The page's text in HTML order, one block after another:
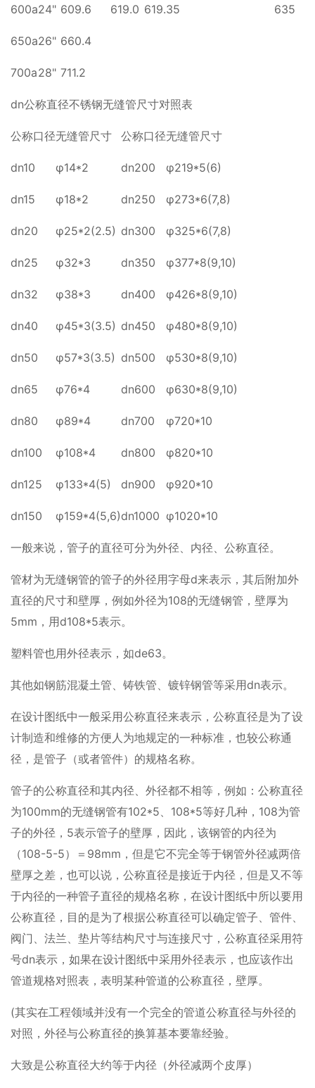
600a24" 609.6 619.0 619.35 635
650a26" 660.4
700a28" 711.2
dn公称直径不锈钢无缝管尺寸对照表
公称口径无缝管尺寸 公称口径无缝管尺寸
dn10 φ14*2 dn200 φ219*5(6)
dn15 φ18*2 dn250 φ273*6(7,8)
dn20 φ25*2(2.5) dn300 φ325*6(7,8)
dn25 φ32*3 dn350 φ377*8(9,10)
dn32 φ38*3 dn400 φ426*8(9,10)
dn40 φ45*3(3.5) dn450 φ480*8(9,10)
dn50 φ57*3(3.5) dn500 φ530*8(9,10)
dn65 φ76*4 dn600 φ630*8(9,10)
dn80 φ89*4 dn700 φ720*10
dn100 φ108*4 dn800 φ820*10
dn125 φ133*4(5) dn900 φ920*10
dn150 φ159*4(5,6)dn1000 φ1020*10
一般来说，管子的直径可分为外径、内径、公称直径。
管材为无缝钢管的管子的外径用字母d来表示，其后附加外
直径的尺寸和壁厚，例如外径为108的无缝钢管，壁厚为
5mm，用d108*5表示。
塑料管也用外径表示，如de63。
其他如钢筋混凝土管、铸铁管、镀锌钢管等采用dn表示。
在设计图纸中一般采用公称直径来表示，公称直径是为了设
计制造和维修的方便人为地规定的一种标准，也较公称通
径，是管子（或者管件）的规格名称。
管子的公称直径和其内径、外径都不相等，例如：公称直径
为100mm的无缝钢管有102*5、108*5等好几种，108为管
子的外径，5表示管子的壁厚，因此，该钢管的内径为
（108-5-5）＝98mm，但是它不完全等于钢管外径减两倍
壁厚之差，也可以说，公称直径是接近于内径，但是又不等
于内径的一种管子直径的规格名称，在设计图纸中所以要用
公称直径，目的是为了根据公称直径可以确定管子、管件、
阀门、法兰、垫片等结构尺寸与连接尺寸，公称直径采用符
号dn表示，如果在设计图纸中采用外径表示，也应该作出
管道规格对照表，表明某种管道的公称直径，壁厚。
(其实在工程领域并没有一个完全的管道公称直径与外径的
对照，外径与公称直径的换算基本要靠经验。
大致是公称直径大约等于内径（外径减两个皮厚）